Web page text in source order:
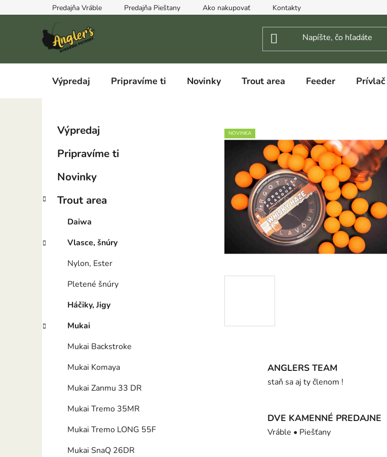
na
Predajňa Vráble Predajňa Pieštany Ako nakupovať Kontakty
Výpredaj Pripravíme ti Novinky Trout area Feeder Prívlač
a
l
Preskočiť
kategórie
i
Výpredaj
Pripravíme ti
Novinky
Trout area
Daiwa
Vlasce, šnúry
Nylon, Ester
Pletené šnúry
Háčiky, Jigy
Mukai
Mukai Backstroke
Mukai Komaya
Mukai Zanmu 33 DR
Mukai Tremo 35MR
Mukai Tremo LONG 55F
Mukai SnaQ 26DR
NOVINKA
ANGLERS TEAM
staň sa aj ty členom !
DVE KAMENNÉ PREDAJNE
Vráble • Piešťany